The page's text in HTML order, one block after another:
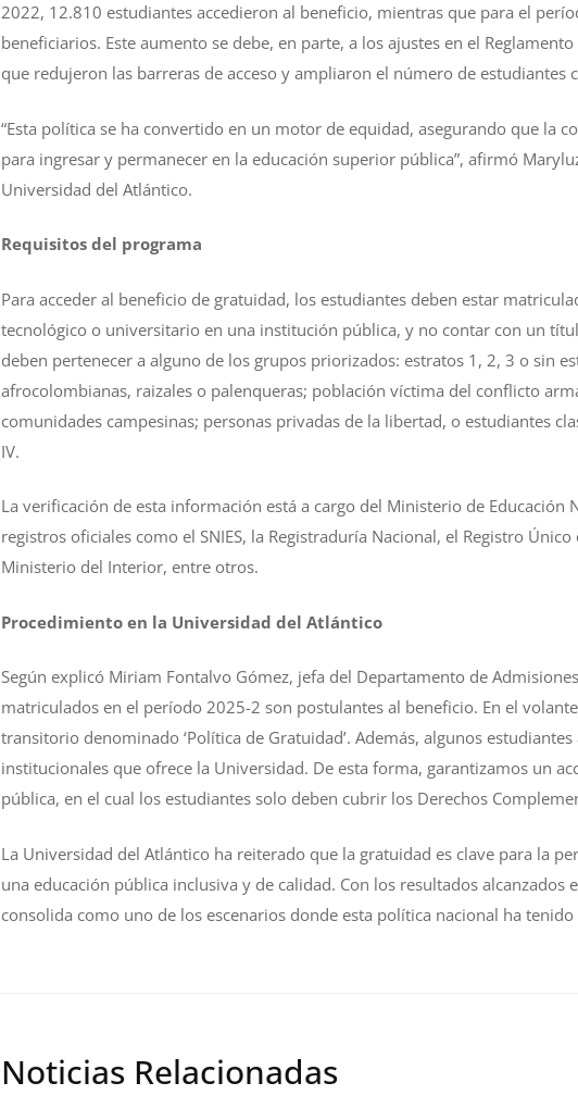
2022, 12.810 estudiantes accedieron al beneficio, mientras que para el
beneficiarios. Este aumento se debe, en parte, a los ajustes en el
que redujeron las barreras de acceso y ampliaron el número de estudiantes
“Esta política se ha convertido en un motor de equidad, asegurando que la
para ingresar y permanecer en la educación superior pública”, afirmó
Universidad del Atlántico.
Requisitos del programa
Para acceder al beneficio de gratuidad, los estudiantes deben estar
tecnológico o universitario en una institución pública, y no contar con un
deben pertenecer a alguno de los grupos priorizados: estratos 1, 2, 3 o sin
afrocolombianas, raizales o palenqueras; población víctima del conflicto
comunidades campesinas; personas privadas de la libertad, o estudiantes
IV.
La verificación de esta información está a cargo del Ministerio de Educación
registros oficiales como el SNIES, la Registraduría Nacional, el Registro
Ministerio del Interior, entre otros.
Procedimiento en la Universidad del Atlántico
Según explicó Miriam Fontalvo Gómez, jefa del Departamento de
matriculados en el período 2025-2 son postulantes al beneficio. En el
transitorio denominado ‘Política de Gratuidad’. Además, algunos
institucionales que ofrece la Universidad. De esta forma, garantizamos un
pública, en el cual los estudiantes solo deben cubrir los Derechos
La Universidad del Atlántico ha reiterado que la gratuidad es clave para la
una educación pública inclusiva y de calidad. Con los resultados
consolida como uno de los escenarios donde esta política nacional ha
Noticias Relacionadas